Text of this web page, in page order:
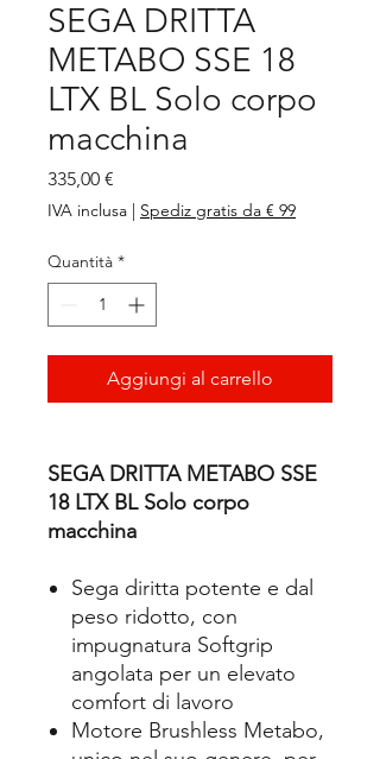
SEGA DRITTA
METABO SSE 18
LTX BL Solo corpo
macchina
335,00 €
IVA inclusa | Spediz gratis da € 99
Quantità *
Aggiungi al carrello
SEGA DRITTA METABO SSE
18 LTX BL Solo corpo
macchina
Sega diritta potente e dal
peso ridotto, con
impugnatura Softgrip
angolata per un elevato
comfort di lavoro
Motore Brushless Metabo,